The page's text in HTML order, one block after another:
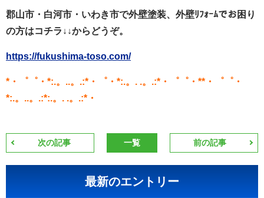
郡山市・白河市・いわき市で外壁塗装、外壁ﾘﾌｫｰﾑでお困り
の方はコチラ↓↓からどうぞ。
https://fukushima-toso.com/
*・゜゜・*:.。..。.:*・゜・*:.。. .。.:*・゜゜・**・゜゜・
*:.。..。.:*:.。. .。.:*・
次の記事 一覧 前の記事
最新のエントリー